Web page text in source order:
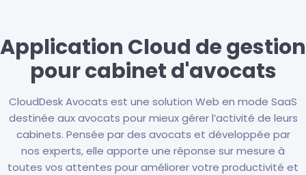
Application Cloud de gestion
pour cabinet d'avocats
CloudDesk Avocats est une solution Web en mode SaaS
destinée aux avocats pour mieux gérer l’activité de leurs
cabinets. Pensée par des avocats et développée par
nos experts, elle apporte une réponse sur mesure à
toutes vos attentes pour améliorer votre productivité et